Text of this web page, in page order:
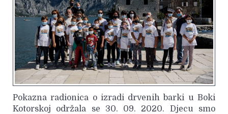
Pokazna radionica o izradi drvenih barki u Boki
Kotorskoj održala se 30. 09. 2020. Djecu smo